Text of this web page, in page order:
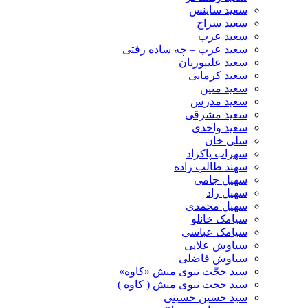
سعید ساینس
سعید سراج
سعید عرب
سعید عرب – چه ساده رفتی
سعید علیپوریان
سعید کرمانی
سعید متین
سعید مدرس
سعید مشرقی
سعید واحدی
سلی خان
سهراب پاکزاد
سهند طالب زاده
سهیل جامی
سهیل راد
سهیل محمدی
سیامک خانلو
سیامک عباسی
سیاوش علایی
سیاوش فاضلی
سید حجّت نبوی منش «کاوه»
سید حجت نبوی منش ( کاوه )
سید حسین حسینى